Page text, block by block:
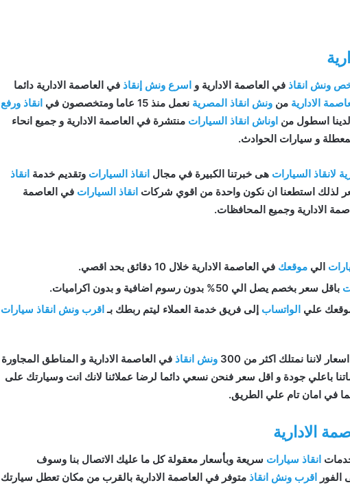
ونش انقاذ في العاصمة الادارية و اسرع ونش إنقاذ في العاصمة الادارية دائما
الادارية من ونش انقاذ المصرية نعمل منذ 15 عاما ومتخصصون في
انقاذ ورفع
اسطول من اوناش انقاذ السيارات منتشرة في العاصمة الادارية و جميع انحاء
و سيارات الحوادث.
لانقاذ السيارات هى خبرتنا الكبيرة في مجال انقاذ السيارات وتقديم خدمة انقاذ
لذلك استطعنا ان نكون واحدة من اقوي شركات انقاذ السيارات في العاصمة
الادارية وجميع المحافظات.
الي موقعك في العاصمة الادارية خلال 10 دقائق بحد اقصي.
باقل سعر بخصم يصل الي 50% بدون رسوم اضافية و بدون اكراميات.
موقعك علي الواتساب إلى فريق خدمة العملاء ليتم ربطك بـاقرب ونش انقاذ سيارات
لاننا نمتلك اكثر من 300 ونش انقاذ في العاصمة الادارية و المناطق المجاورة
باعلي جودة و اقل سعر فنحن نسعي دائما لرضا عملائنا لانك انت وسيارتك على
في امان تام علي الطريق.
الادارية
انقاذ سيارات سريعة وبأسعار معقولة كل ما عليك الاتصال بنا وسوف
اقرب ونش انقاذ متوفر في العاصمة الادارية بالقرب من مكان تعطل سيارتك